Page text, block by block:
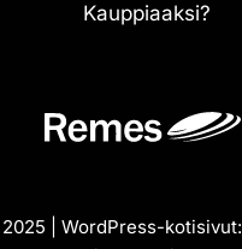
Kauppiaaksi?
| WordPress-kotisivut: